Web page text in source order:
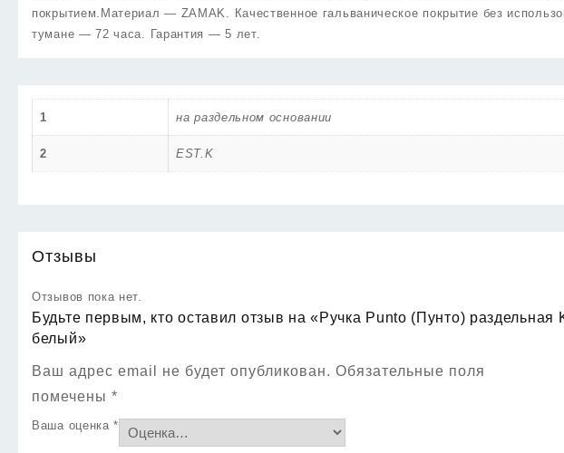
покрытием.Материал — ZAMAK. Качественное гальваническое покрытие без
тумане — 72 часа. Гарантия — 5 лет.
1 на раздельном основании
2 EST.K
Отзывы
Отзывов пока нет.
Будьте первым, кто оставил отзыв на «Ручка Punto (Пунто)
белый»
Ваш адрес email не будет опубликован. Обязательные поля
помечены *
Ваша оценка*